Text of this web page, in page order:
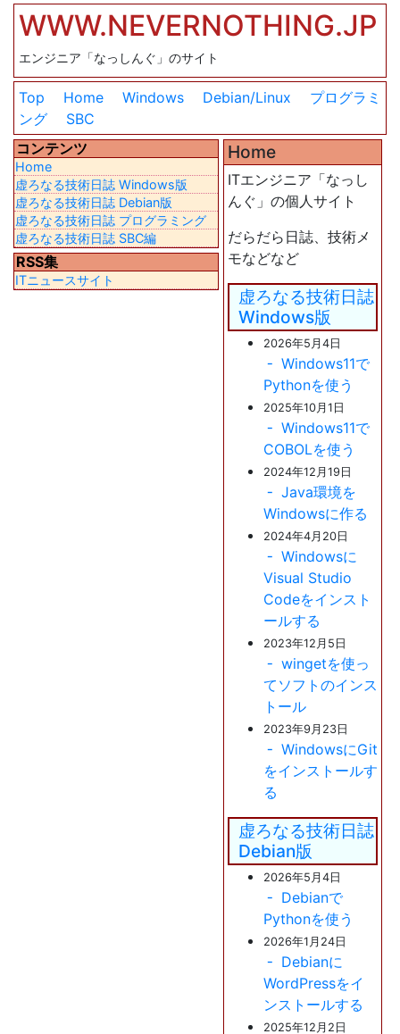
WWW.NEVERNOTHING.JP
エンジニア「なっしんぐ」のサイト
Top Home Windows Debian/Linux
プログラミ
ング
SBC
コンテンツ
Home
虚ろなる技術日誌 Windows版
虚ろなる技術日誌 Debian版
虚ろなる技術日誌 プログラミング
虚ろなる技術日誌 SBC編
RSS集
ITニュースサイト
Home
ITエンジニア「なっし
んぐ」の個人サイト
だらだら日誌、技術メ
モなどなど
虚ろなる技術日誌
Windows版
2026年5月4日
Windows11で
Pythonを使う
2025年10月1日
Windows11で
COBOLを使う
2024年12月19日
Java環境を
Windowsに作る
2024年4月20日
Windowsに
Visual Studio
Codeをインスト
ールする
2023年12月5日
wingetを使っ
てソフトのインス
トール
2023年9月23日
WindowsにGit
をインストールす
る
虚ろなる技術日誌
Debian版
2026年5月4日
Debianで
Pythonを使う
2026年1月24日
Debianに
WordPressをイ
ンストールする
2025年12月2日